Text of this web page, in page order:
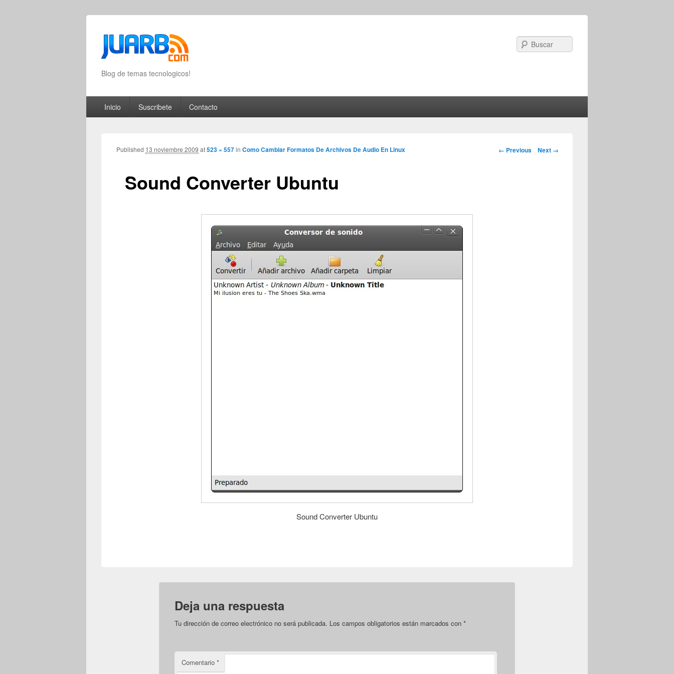
Blog de temas tecnologicos!
Primary menu
Skip to primary content
Skip to secondary content
Inicio Suscribete Contacto
Image navigation
← Previous Next →
Sound Converter Ubuntu
Published 13 noviembre 2009 at523 × 557in Como Cambiar Formatos De Archivos De Audio En Linux
Sound Converter Ubuntu
Deja una respuesta
Tu dirección de correo electrónico no será publicada. Los campos obligatorios están marcados con*
Comentario*